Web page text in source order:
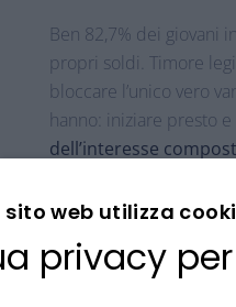
Ben 82,7% dei giovani
propri soldi. Timore
bloccare l’unico vero
hanno: iniziare presto
dell’interesse
esempio storico di cosa
potere di acquisto di
sito web utilizza
privacy